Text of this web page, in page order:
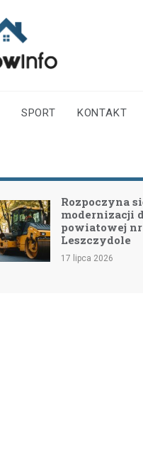
SPORT KONTAKT
Rozpoczyna
modernizacji
powiatowej nr
Leszczydole
17 lipca 2026